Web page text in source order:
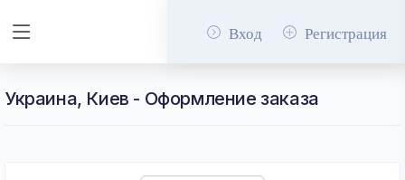
Вход Регистрация
Украина, Киев - Оформление заказа